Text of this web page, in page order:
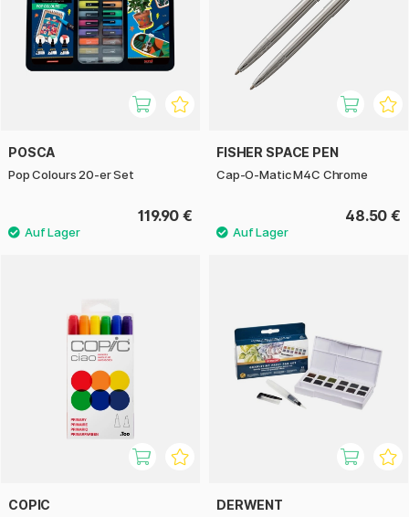
POSCA
Pop Colours 20-er Set
119.90 €
FISHER SPACE PEN
Cap-O-Matic M4C Chrome
48.50 €
COPIC DERWENT